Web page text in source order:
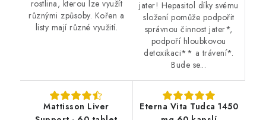
rostlina, kterou lze využít
různými způsoby. Kořen a
listy mají různé využití.
jater! Hepasitol díky svému
složení pomůže podpořit
správnou činnost jater*,
podpoří hloubkovou
detoxikaci** a trávení*.
Bude se...
Mattisson Liver
Eterna Vita Tudca 1450